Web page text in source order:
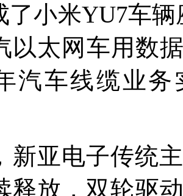
了小米YU7车
以太网车用数
汽车线缆业务
新亚电子传统
释放，双轮驱